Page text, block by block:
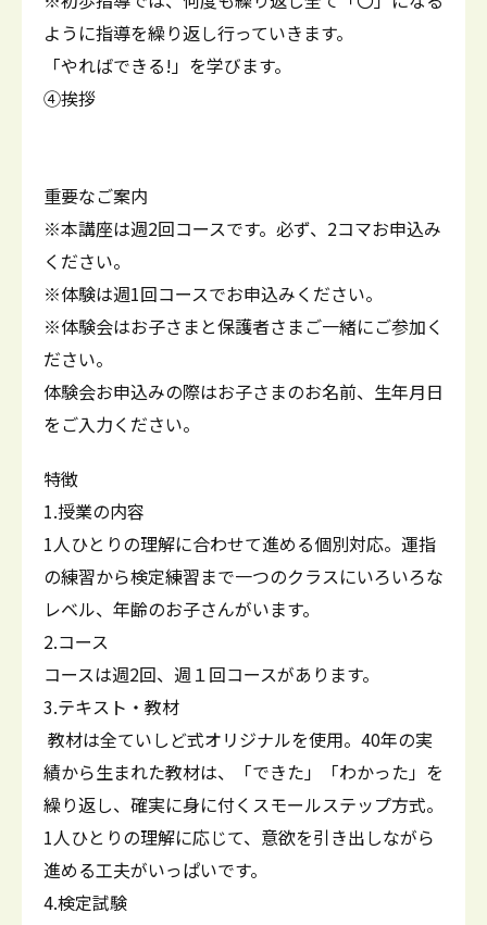
ように指導を繰り返し行っていきます。
「やればできる!」を学びます。
④挨拶
重要なご案内
※本講座は週2回コースです。必ず、2コマお申込み
ください。
※体験は週1回コースでお申込みください。
※体験会はお子さまと保護者さまご一緒にご参加く
ださい。
体験会お申込みの際はお子さまのお名前、生年月日
をご入力ください。
特徴
1.授業の内容
1人ひとりの理解に合わせて進める個別対応。運指
の練習から検定練習まで一つのクラスにいろいろな
レベル、年齢のお子さんがいます。
2.コース
コースは週2回、週１回コースがあります。
3.テキスト・教材
教材は全ていしど式オリジナルを使用。40年の実
績から生まれた教材は、「できた」「わかった」を
繰り返し、確実に身に付くスモールステップ方式。
1人ひとりの理解に応じて、意欲を引き出しながら
進める工夫がいっぱいです。
4.検定試験